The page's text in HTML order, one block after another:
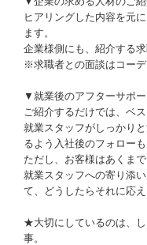
ヒアリングした内容を元
ます。
企業様側にも、紹介する
※求職者との面談はコーデ
▼就業後のアフターサポー
ご紹介するだけでは、ベ
就業スタッフがしっかり
るよう入社後のフォローも
ただし、お客様はあくまで
就業スタッフへの寄り添
て、どうしたらそれに応
★大切にしているのは、
事。